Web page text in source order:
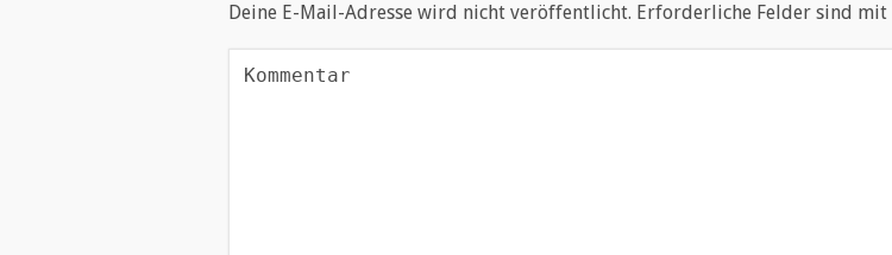
Deine E-Mail-Adresse wird nicht veröffentlicht. Erforderliche Felder sind mit